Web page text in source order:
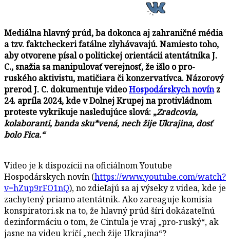
Mediálna hlavný prúd, ba dokonca aj zahraničné média
a tzv. faktcheckeri fatálne zlyhávavajú. Namiesto toho,
aby otvorene písal o politickej orientácii atentátnika J.
C., snažia sa manipulovať verejnosť, že išlo o pro-
ruského aktivistu, matičiara či konzervatívca. Názorový
prerod J. C. dokumentuje videoHospodárskych novínz
24. apríla 2024, kde v Dolnej Krupej na protivládnom
proteste vykrikuje nasledujúce slová: „Zradcovia,
kolaboranti, banda sku*vená, nech žije Ukrajina, dosť
bolo Fica.“
Video je k dispozícii na oficiálnom Youtube
Hospodárskych novín (https://www.youtube.com/watch?
v=hZup9rFO1nQ), no zdieľajú sa aj výseky z videa, kde je
zachytený priamo atentátnik. Ako zareaguje komisia
konspiratori.sk na to, že hlavný prúd šíri dokázateľnú
dezinformáciu o tom, že Cintula je vraj „pro-ruský“, ak
jasne na videu kričí „nech žije Ukrajina“?